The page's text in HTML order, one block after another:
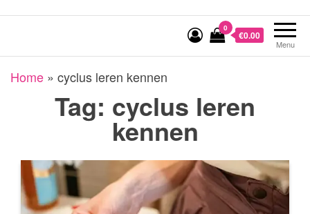
Menu
0
€0.00
Home » cyclus leren kennen
Tag: cyclus leren
kennen